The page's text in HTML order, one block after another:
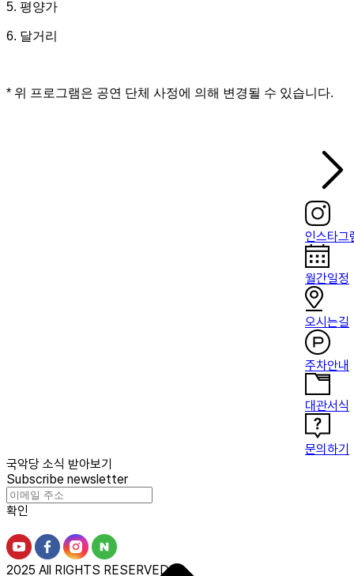
5. 평양가
6. 달거리
* 위 프로그램은 공연 단체 사정에 의해 변경될 수 있습니다.
인스타그
월간일정
오시는길
주차안내
대관서식
문의하기
국악당 소식 받아보기
Subscribe newsletter
확인
2025 All RIGHTS RESERVED.